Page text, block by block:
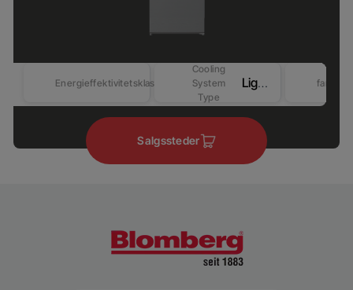
Energieffektivitetsklasse
Cooling
System
Type
LightFrost farver
Salgssteder